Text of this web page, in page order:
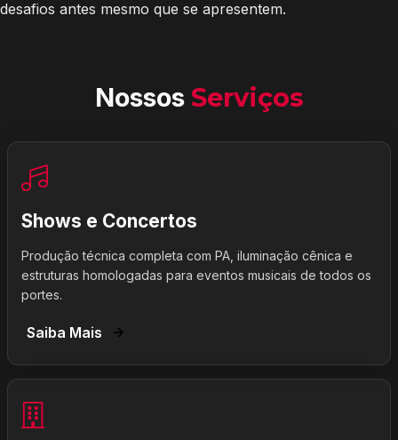
desafios antes mesmo que se apresentem.
Nossos Serviços
Shows e Concertos
Produção técnica completa com PA, iluminação cênica e
estruturas homologadas para eventos musicais de todos os
portes.
Saiba Mais